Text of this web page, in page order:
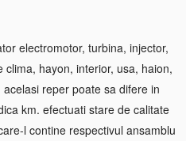
electromotor, turbina, injector,
hayon, interior, usa, haion,
reper poate sa difere in
km. efectuati stare de calitate
l contine respectivul ansamblu